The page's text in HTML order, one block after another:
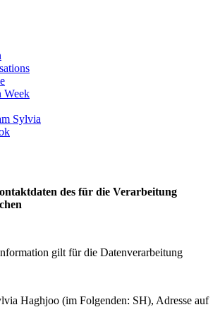
Week
Sylvia
des für die Verarbeitung
gilt für die Datenverarbeitung
Haghjoo (im Folgenden: SH), Adresse auf